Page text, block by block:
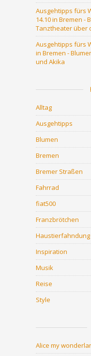
Ausgehtipps fürs
14.10 in Bremen -
Tanztheater über
Ausgehtipps fürs
in Bremen -
und Akika
Alltag
Ausgehtipps
Blumen
Bremen
Bremer Straßen
Fahrrad
fiat500
Franzbrötchen
Haustierfahndung
Inspiration
Musik
Reise
Style
Alice my